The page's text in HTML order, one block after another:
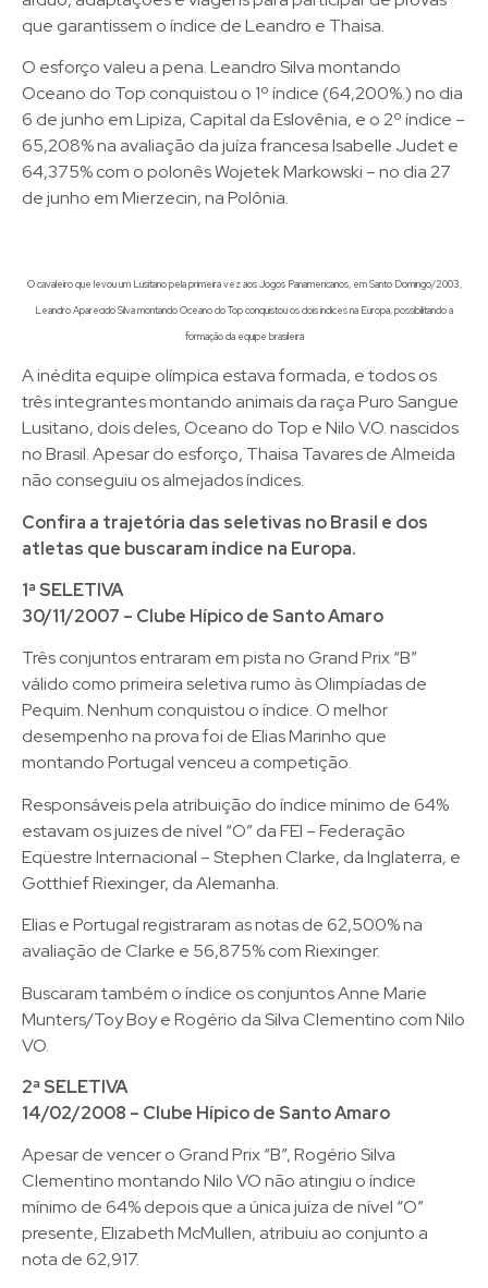
que garantissem o índice de Leandro e Thaisa.
O esforço valeu a pena. Leandro Silva montando
Oceano do Top conquistou o 1º índice (64,200%.) no dia
6 de junho em Lipiza, Capital da Eslovênia, e o 2º índice –
65,208% na avaliação da juíza francesa Isabelle Judet e
64,375% com o polonês Wojetek Markowski – no dia 27
de junho em Mierzecin, na Polônia.
O cavaleiro que levou um Lusitano pela primeira vez aos Jogos Panamericanos, em Santo Domingo/2003,
Leandro Aparecido Silva montando Oceano do Top conquistou os dois índices na Europa, possibilitando a
formação da equipe brasileira
A inédita equipe olímpica estava formada, e todos os
três integrantes montando animais da raça Puro Sangue
Lusitano, dois deles, Oceano do Top e Nilo V.O. nascidos
no Brasil. Apesar do esforço, Thaisa Tavares de Almeida
não conseguiu os almejados índices.
Confira a trajetória das seletivas no Brasil e dos
atletas que buscaram índice na Europa.
1ª SELETIVA
30/11/2007 – Clube Hípico de Santo Amaro
Três conjuntos entraram em pista no Grand Prix “B”
válido como primeira seletiva rumo às Olimpíadas de
Pequim. Nenhum conquistou o índice. O melhor
desempenho na prova foi de Elias Marinho que
montando Portugal venceu a competição.
Responsáveis pela atribuição do índice mínimo de 64%
estavam os juizes de nível “O” da FEI – Federação
Eqüestre Internacional – Stephen Clarke, da Inglaterra, e
Gotthief Riexinger, da Alemanha.
Elias e Portugal registraram as notas de 62,500% na
avaliação de Clarke e 56,875% com Riexinger.
Buscaram também o índice os conjuntos Anne Marie
Munters/Toy Boy e Rogério da Silva Clementino com Nilo
VO.
2ª SELETIVA
14/02/2008 – Clube Hípico de Santo Amaro
Apesar de vencer o Grand Prix “B”, Rogério Silva
Clementino montando Nilo VO não atingiu o índice
mínimo de 64% depois que a única juíza de nível “O”
presente, Elizabeth McMullen, atribuiu ao conjunto a
nota de 62,917.